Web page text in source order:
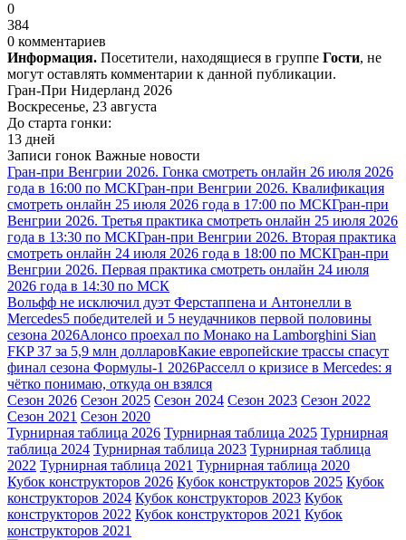
0
384
0 комментариев
Информация. Посетители, находящиеся в группе Гости, не
могут оставлять комментарии к данной публикации.
Гран-При Нидерланд 2026
Воскресенье, 23 августа
До старта гонки:
13 дней
Записи гонок Важные новости
Гран-при Венгрии 2026. Гонка смотреть онлайн 26 июля 2026
года в 16:00 по МСКГран-при Венгрии 2026. Квалификация
смотреть онлайн 25 июля 2026 года в 17:00 по МСКГран-при
Венгрии 2026. Третья практика смотреть онлайн 25 июля 2026
года в 13:30 по МСКГран-при Венгрии 2026. Вторая практика
смотреть онлайн 24 июля 2026 года в 18:00 по МСКГран-при
Венгрии 2026. Первая практика смотреть онлайн 24 июля
2026 года в 14:30 по МСК
Вольфф не исключил дуэт Ферстаппена и Антонелли в
Mercedes5 победителей и 5 неудачников первой половины
сезона 2026Алонсо проехал по Монако на Lamborghini Sian
FKP 37 за 5,9 млн долларовКакие европейские трассы спасут
финал сезона Формулы-1 2026Расселл о кризисе в Mercedes: я
чётко понимаю, откуда он взялся
Сезон 2026 Сезон 2025 Сезон 2024 Сезон 2023 Сезон 2022
Сезон 2021 Сезон 2020
Турнирная таблица 2026 Турнирная таблица 2025 Турнирная
таблица 2024 Турнирная таблица 2023 Турнирная таблица
2022 Турнирная таблица 2021 Турнирная таблица 2020
Кубок конструкторов 2026 Кубок конструкторов 2025 Кубок
конструкторов 2024 Кубок конструкторов 2023 Кубок
конструкторов 2022 Кубок конструкторов 2021 Кубок
конструкторов 2021